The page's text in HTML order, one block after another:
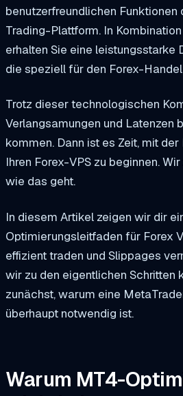
benutzerfreundlichen
Trading-Plattform. In
erhalten Sie eine leistungsstarke
die speziell für den Forex-
Trotz dieser technologischen
Verlangsamungen und Latenzen
kommen. Dann ist es Zeit, mit
Ihren Forex-VPS zu beginnen.
wie das geht.
In diesem Artikel zeigen wir dir
Optimierungsleitfaden für Forex
effizient traden und Slippages
wir zu den eigentlichen Schritten
zunächst, warum eine
überhaupt notwendig ist.
Warum MT4-